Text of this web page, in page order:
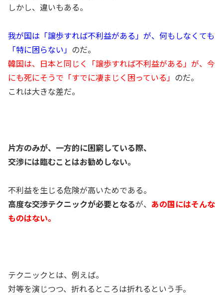
しかし、違いもある。
我が国は「譲歩すれば不利益がある」が、何もしなくても
「特に困らない」 のだ。
韓国は、日本と同じく「譲歩すれば不利益がある」が、今
にも死にそうで「すでに凄まじく困っている」 のだ。
これは大きな差だ。
片方のみが、一方的に困窮している際、
交渉には臨むことはお勧めしない。
不利益を生じる危険が高いためである。
高度な交渉テクニックが必要となるが、 あの国にはそんな
ものはない。
テクニックとは、例えば。
対等を演じつつ、折れるところは折れるという手。